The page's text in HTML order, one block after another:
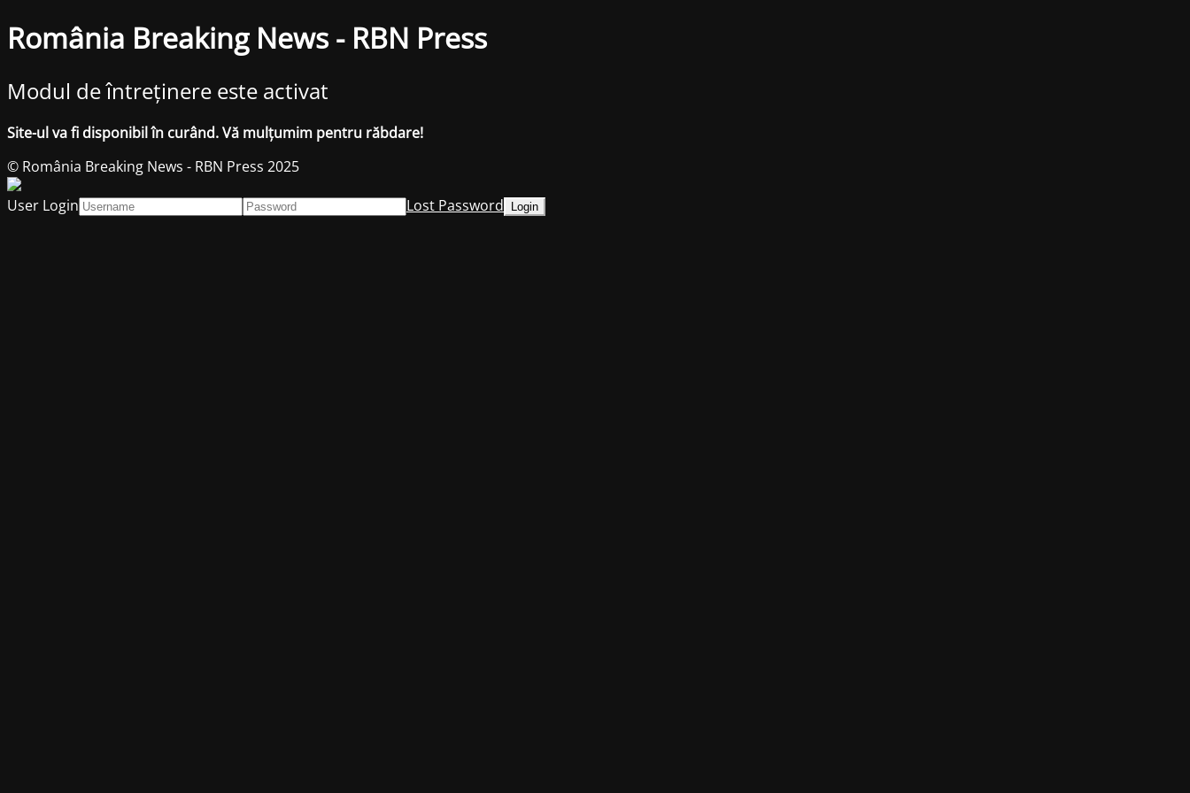
România Breaking News - RBN Press
Modul de întreținere este activat
Site-ul va fi disponibil în curând. Vă mulțumim pentru răbdare!
© România Breaking News - RBN Press 2025
User Login
Lost Password